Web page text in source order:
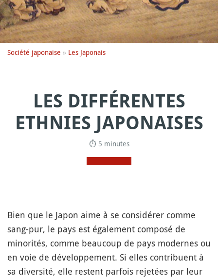
Société japonaise » Les Japonais
LES DIFFÉRENTES
ETHNIES JAPONAISES
⏱ 5 minutes
Bien que le Japon aime à se considérer comme
sang-pur, le pays est également composé de
minorités, comme beaucoup de pays modernes ou
en voie de développement. Si elles contribuent à
sa diversité, elle restent parfois rejetées par leur